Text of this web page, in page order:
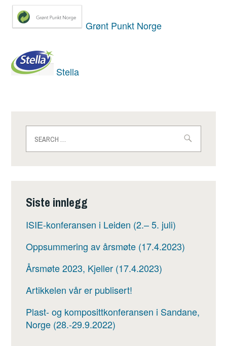
Grønt Punkt Norge
Stella
for:
Siste innlegg
ISIE-konferansen i Leiden (2.– 5. juli)
Oppsummering av årsmøte (17.4.2023)
Årsmøte 2023, Kjeller (17.4.2023)
Artikkelen vår er publisert!
Plast- og komposittkonferansen i Sandane,
Norge (28.-29.9.2022)